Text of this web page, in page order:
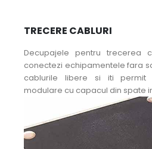
TRECERE CABLURI
Decupajele pentru trecerea
conectezi echipamentele fara
cablurile libere si iti permit
modulare cu capacul din spate